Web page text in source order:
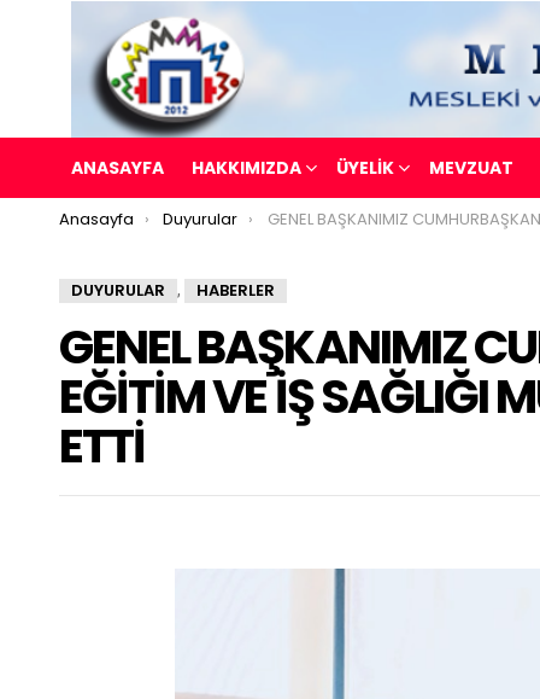
ANASAYFA HAKKIMIZDA ÜYELİK MEVZUAT
You are here:
Anasayfa Duyurular GENEL BAŞKANIMIZ CUMHURBAŞKANLIĞI EĞİTİM VE İŞ SAĞLIĞI MÜDÜRÜNÜ ZİYARET
DUYURULAR , HABERLER
GENEL BAŞKANIMIZ
EĞİTİM VE İŞ SAĞLIĞI
ETTİ